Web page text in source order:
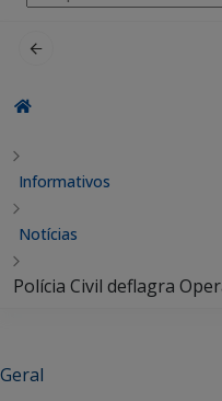
por:
Informativos
Notícias
Polícia Civil deflagra
Geral